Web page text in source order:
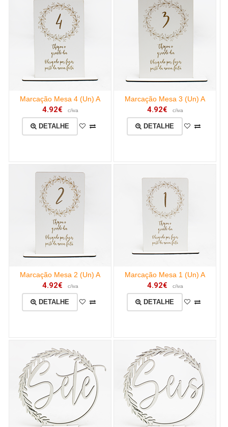
Marcação Mesa 4 (Un) A
4.92€ c/iva
DETALHE
Marcação Mesa 3 (Un) A
4.92€ c/iva
DETALHE
Marcação Mesa 2 (Un) A
4.92€ c/iva
DETALHE
Marcação Mesa 1 (Un) A
4.92€ c/iva
DETALHE